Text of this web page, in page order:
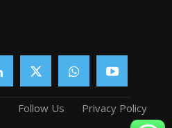
Follow Us Privacy Policy